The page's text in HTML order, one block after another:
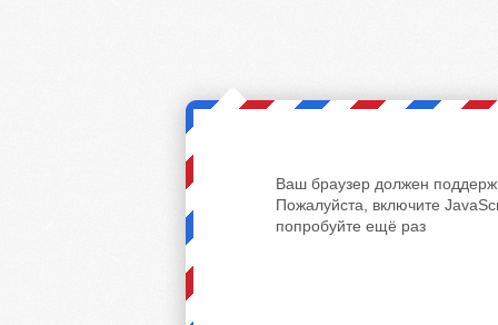
Ваш браузер должен
Пожалуйста, включите
попробуйте ещё раз